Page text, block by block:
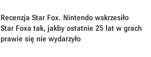
Recenzja Star Fox. Nintendo wskrzesiło
Star Foxa tak, jakby ostatnie 25 lat w grach
prawie się nie wydarzyło